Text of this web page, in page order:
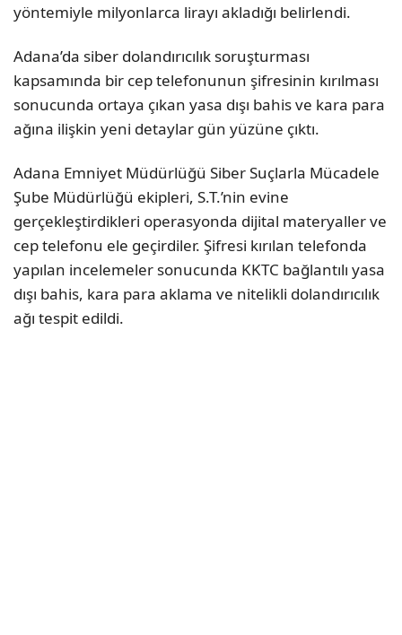
yöntemiyle milyonlarca lirayı akladığı belirlendi.
Adana’da siber dolandırıcılık soruşturması
kapsamında bir cep telefonunun şifresinin kırılması
sonucunda ortaya çıkan yasa dışı bahis ve kara para
ağına ilişkin yeni detaylar gün yüzüne çıktı.
Adana Emniyet Müdürlüğü Siber Suçlarla Mücadele
Şube Müdürlüğü ekipleri, S.T.’nin evine
gerçekleştirdikleri operasyonda dijital materyaller ve
cep telefonu ele geçirdiler. Şifresi kırılan telefonda
yapılan incelemeler sonucunda KKTC bağlantılı yasa
dışı bahis, kara para aklama ve nitelikli dolandırıcılık
ağı tespit edildi.